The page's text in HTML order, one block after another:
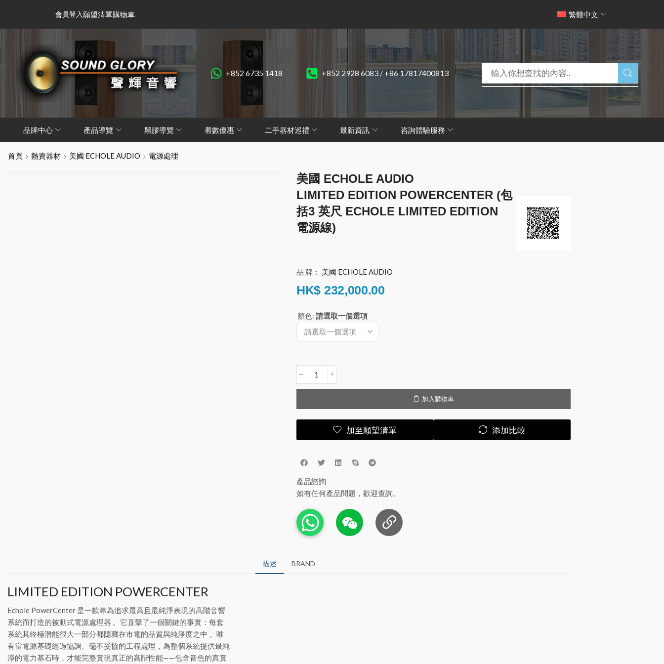
會員登入 願望清單購物車 繁體中文
+852 6735 1418 +852 2928 6083 / +86 17817400813
品牌中心 產品導覽 黑膠導覽 着數優惠 二手器材巡禮 最新資訊 咨詢體驗服務
首頁 熱賣器材 美國 ECHOLE AUDIO 電源處理
美國 ECHOLE AUDIO
LIMITED EDITION POWERCENTER (包
括3 英尺 ECHOLE LIMITED EDITION
電源線)
品 牌︰ 美國 ECHOLE AUDIO
HK$ 232,000.00
顏色: 請選取一個選項
加入購物車
加至願望清單 添加比較
產品諮詢
如有任何產品問題，歡迎查詢。
描述 BRAND
LIMITED EDITION POWERCENTER
Echole PowerCenter 是一款專為追求最高且最純淨表現的高階音響
系統而打造的被動式電源處理器 。它直擊了一個關鍵的事實：每套
系統其終極潛能很大一部分都隱藏在市電的品質與純淨度之中 。唯
有當電源基礎經過協調、毫不妥協的工程處理，為整個系統提供最純
淨的電力基石時，才能完整實現真正的高階性能——包含音色的真實